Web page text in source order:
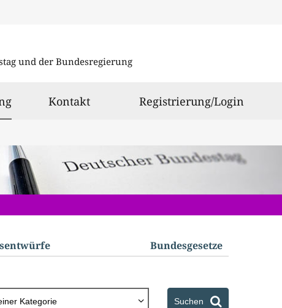
und der Bundesregierung
ausgewählt
Kontakt Registrierung/Login
Bundes­gesetze
Kategorie Suchen